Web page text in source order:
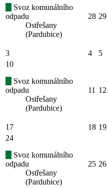
Svoz komunálního
odpadu
Ostřešany
(Pardubice)
28 29
3 4 5
10
Svoz komunálního
odpadu
Ostřešany
(Pardubice)
11 12
17 18 19
24
Svoz komunálního
odpadu
Ostřešany
(Pardubice)
25 26